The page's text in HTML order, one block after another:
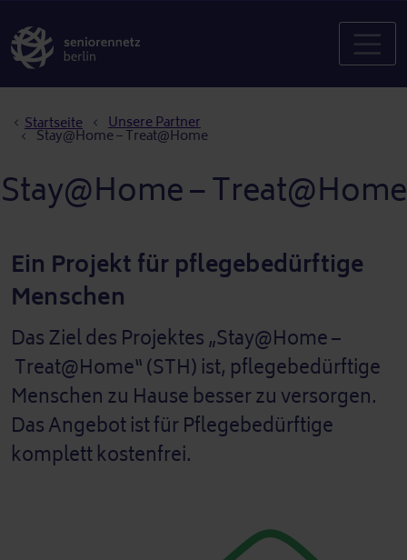
Startseite Unsere Partner
Stay@Home – Treat@Home
Stay@Home – Treat@Home
Ein Projekt für pflegebedürftige
Menschen
Das Ziel des Projektes „Stay@Home –
Treat@Home“ (STH) ist, pflegebedürftige
Menschen zu Hause besser zu versorgen.
Das Angebot ist für Pflegebedürftige
komplett kostenfrei.